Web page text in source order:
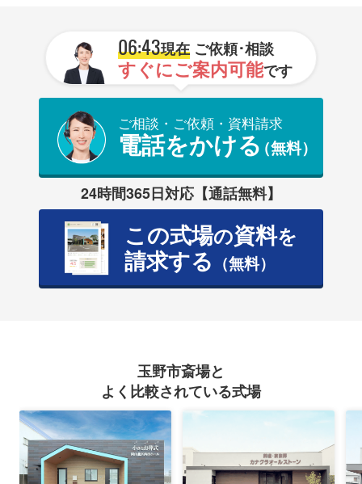
06:43現在ご依頼･相談
すぐにご案内可能です
ご相談・ご依頼・資料請求
電話をかける（無料）
24時間365日対応【通話無料】
この式場の資料を
請求する （無料）
玉野市斎場と
よく比較されている式場